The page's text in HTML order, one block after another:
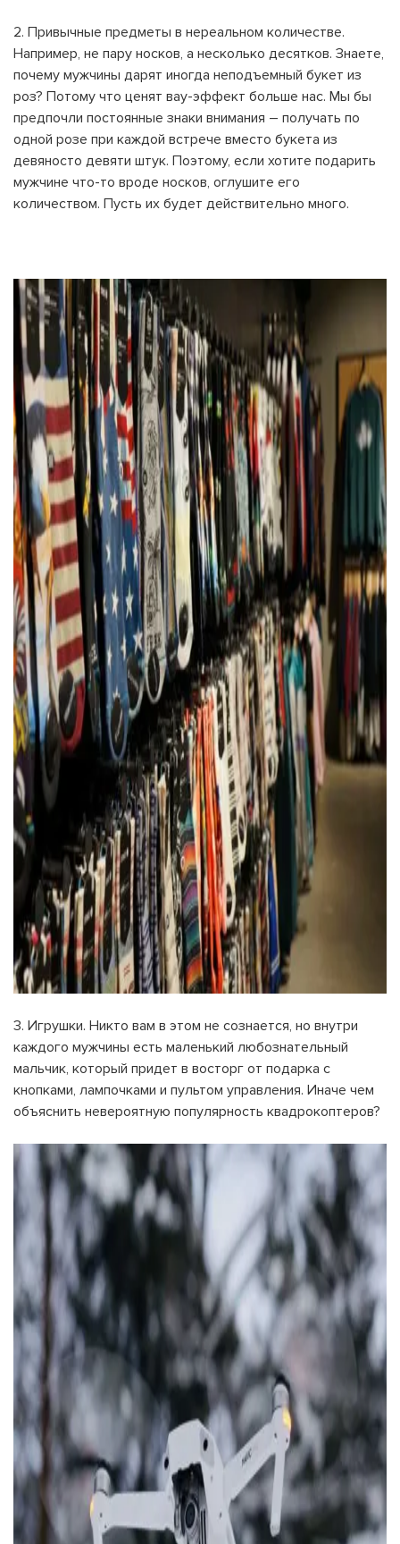
2. Привычные предметы в нереальном количестве.
Например, не пару носков, а несколько десятков. Знаете,
почему мужчины дарят иногда неподъемный букет из
роз? Потому что ценят вау-эффект больше нас. Мы бы
предпочли постоянные знаки внимания – получать по
одной розе при каждой встрече вместо букета из
девяносто девяти штук. Поэтому, если хотите подарить
мужчине что-то вроде носков, оглушите его
количеством. Пусть их будет действительно много.
3. Игрушки. Никто вам в этом не сознается, но внутри
каждого мужчины есть маленький любознательный
мальчик, который придет в восторг от подарка с
кнопками, лампочками и пультом управления. Иначе чем
объяснить невероятную популярность квадрокоптеров?